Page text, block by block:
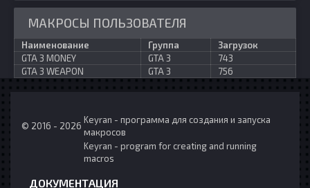
МАКРОСЫ ПОЛЬЗОВАТЕЛЯ
Наименование Группа
Загрузок
GTA 3 MONEY
GTA 3
743
GTA 3 WEAPON
GTA 3 756
© 2016 - 2026
Keyran - программа для создания и запуска
макросов
Keyran - program for creating and running
macros
ДОКУМЕНТАЦИЯ